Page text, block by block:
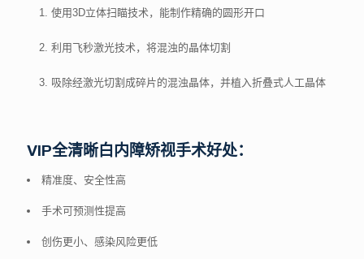
使用3D立体扫瞄技术，能制作精确的圆形开口
利用飞秒激光技术，将混浊的晶体切割
吸除经激光切割成碎片的混浊晶体，并植入折叠式人工晶体
VIP全清晰白内障矫视手术好处：
精准度、安全性高
手术可预测性提高
创伤更小、感染风险更低